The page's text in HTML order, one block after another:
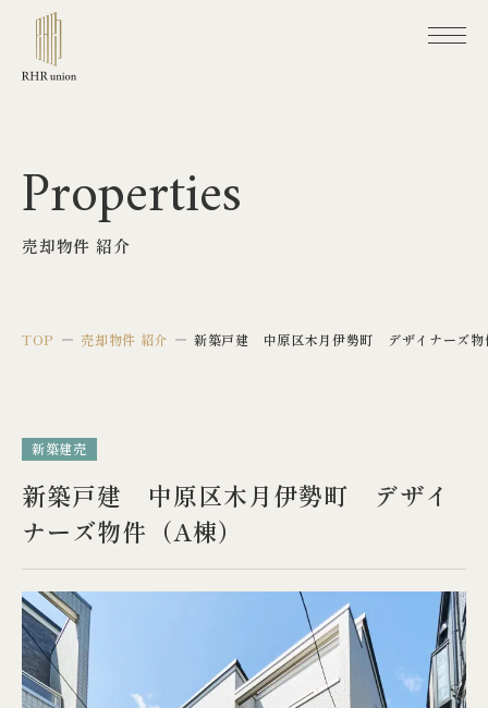
RHR unionについて
RHR unionの不動産仲介
売却物件 紹介
会社情報
スタッフ紹介
オンライン相談会
Properties
売却物件 紹介
TOP 売却物件 紹介 新築戸建 中原区木月伊勢町 デザイナーズ物
新築建売
新築戸建 中原区木月伊勢町 デザイ
ナーズ物件（A棟）